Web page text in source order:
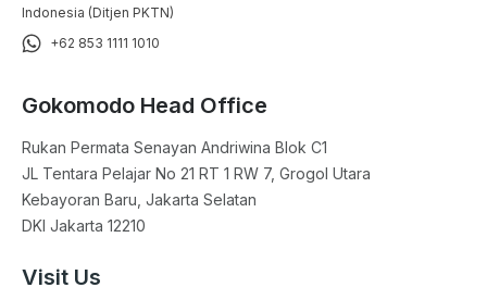
Indonesia (Ditjen PKTN)
+62 853 1111 1010
Gokomodo Head Office
Rukan Permata Senayan Andriwina Blok C1
JL Tentara Pelajar No 21 RT 1 RW 7, Grogol Utara
Kebayoran Baru, Jakarta Selatan
DKI Jakarta 12210
Visit Us